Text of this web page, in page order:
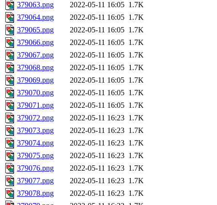
379063.png
2022-05-11 16:05 1.7K
379064.png
2022-05-11 16:05 1.7K
379065.png
2022-05-11 16:05 1.7K
379066.png
2022-05-11 16:05 1.7K
379067.png
2022-05-11 16:05 1.7K
379068.png
2022-05-11 16:05 1.7K
379069.png
2022-05-11 16:05 1.7K
379070.png
2022-05-11 16:05 1.7K
379071.png
2022-05-11 16:05 1.7K
379072.png
2022-05-11 16:23 1.7K
379073.png
2022-05-11 16:23 1.7K
379074.png
2022-05-11 16:23 1.7K
379075.png
2022-05-11 16:23 1.7K
379076.png
2022-05-11 16:23 1.7K
379077.png
2022-05-11 16:23 1.7K
379078.png
2022-05-11 16:23 1.7K